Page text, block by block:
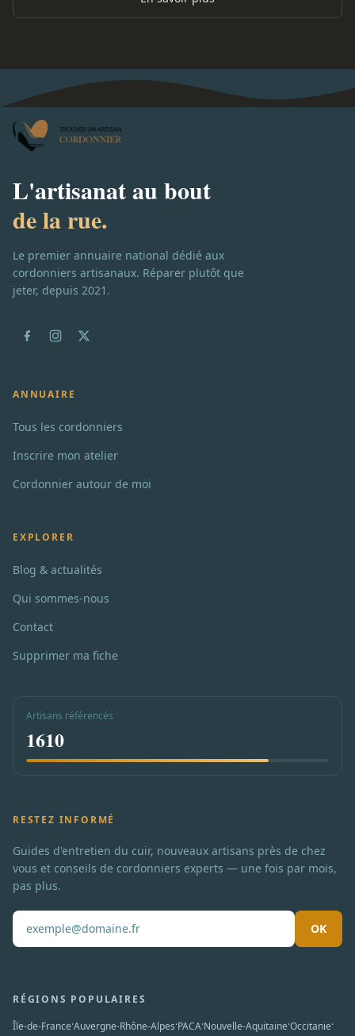
L'artisanat au bout
de la rue.
Le premier annuaire national dédié aux
cordonniers artisanaux. Réparer plutôt que
jeter, depuis 2021.
ANNUAIRE
Tous les cordonniers
Inscrire mon atelier
Cordonnier autour de moi
EXPLORER
Blog & actualités
Qui sommes-nous
Contact
Supprimer ma fiche
Artisans référencés
1610
RESTEZ INFORMÉ
Guides d'entretien du cuir, nouveaux artisans près de chez
vous et conseils de cordonniers experts — une fois par mois,
pas plus.
OK
RÉGIONS POPULAIRES
Île-de-France·Auvergne-Rhône-Alpes·PACA·Nouvelle-Aquitaine·Occitanie·